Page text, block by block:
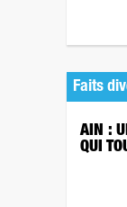
Faits
AIN :
QUI